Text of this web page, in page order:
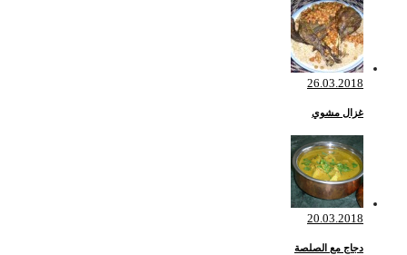
26.03.2018
غزال مشوي
20.03.2018
دجاج مع الصلصة